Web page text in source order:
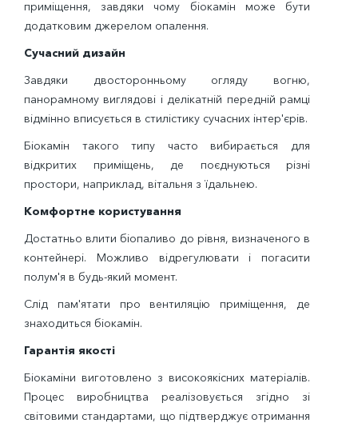
приміщення, завдяки чому біокамін може бути
додатковим джерелом опалення.
Сучасний дизайн
Завдяки двосторонньому огляду вогню,
панорамному виглядові і делікатній передній рамці
відмінно вписується в стилістику сучасних інтер'єрів.
Біокамін такого типу часто вибирається для
відкритих приміщень, де поєднуються різні
простори, наприклад, вітальня з їдальнею.
Комфортне користування
Достатньо влити біопаливо до рівня, визначеного в
контейнері. Можливо відрегулювати і погасити
полум'я в будь-який момент.
Слід пам'ятати про вентиляцію приміщення, де
знаходиться біокамін.
Гарантія якості
Біокаміни виготовлено з високоякісних матеріалів.
Процес виробництва реалізовується згідно зі
світовими стандартами, що підтверджує отримання